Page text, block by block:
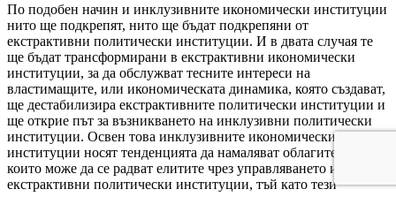
По подобен начин и инклузивните икономически институции
нито ще подкрепят, нито ще бъдат подкрепяни от
екстрактивни политически институции. И в двата случая те
ще бъдат трансформирани в екстрактивни икономически
институции, за да обслужват тесните интереси на
властимащите, или икономическата динамика, която създават,
ще дестабилизира екстрактивните политически институции и
ще открие път за възникването на инклузивни политически
институции. Освен това инклузивните икономически
институции носят тенденцията да намаляват облагите, на
които може да се радват елитите чрез управляването им на
екстрактивни политически институции, тъй като тези